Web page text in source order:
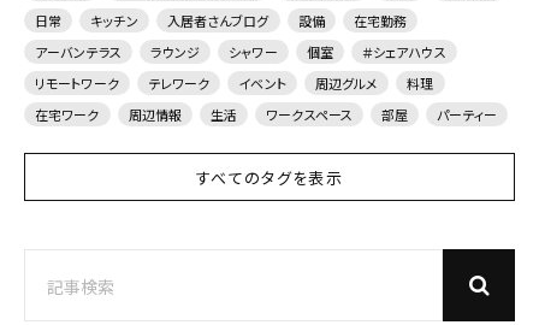
日常
キッチン 入居者さんブログ 設備
在宅勤務
アーバンテラス
ラウンジ シャワー 個室
＃シェアハウス
リモートワーク
テレワーク イベント 周辺グルメ
料理
在宅ワーク
周辺情報 生活 ワークスペース 部屋 パーティー
すべてのタグを表示